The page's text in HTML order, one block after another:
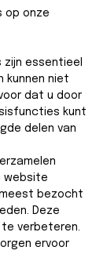
op onze
zijn essentieel
kunnen niet
dat u door
kunt
delen van
website
bezocht
Deze
verbeteren.
ervoor